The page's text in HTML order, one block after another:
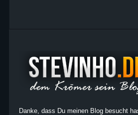
Danke, dass Du meinen Blog besucht